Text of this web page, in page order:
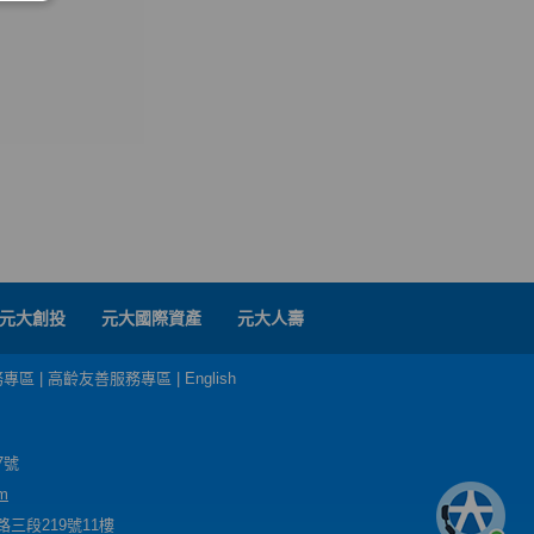
元大創投 元大國際資產 元大人壽
區 高齡友善服務專區 English
號
三段219號11樓